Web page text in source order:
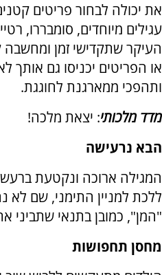
את יכולה לבחור פריטים
עגילים מיוחדים, סומבררו,
העיקר שתקדישי זמן
או הפריטים יכניסו גם אותך
ותהפכי ממארגנת לחוגגת.
מדד מלכותי: יצאת מלכה!
הבא נרעישה
המגילה ארוכה ונקטעת
ללכת למניין התימני, שם לא
"המן", כמובן בתנאי שתביני
מחסן תחפושות